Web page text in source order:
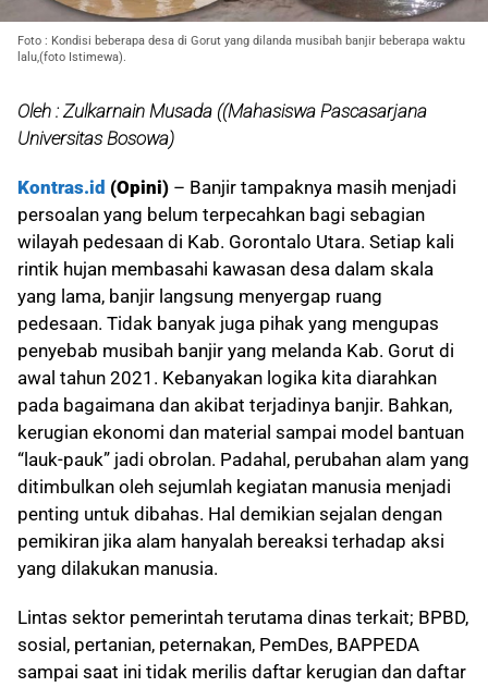
Foto : Kondisi beberapa desa di Gorut yang dilanda musibah banjir beberapa waktu
lalu,(foto Istimewa).
Oleh : Zulkarnain Musada ((Mahasiswa Pascasarjana
Universitas Bosowa)
Kontras.id (Opini) – Banjir tampaknya masih menjadi
persoalan yang belum terpecahkan bagi sebagian
wilayah pedesaan di Kab. Gorontalo Utara. Setiap kali
rintik hujan membasahi kawasan desa dalam skala
yang lama, banjir langsung menyergap ruang
pedesaan. Tidak banyak juga pihak yang mengupas
penyebab musibah banjir yang melanda Kab. Gorut di
awal tahun 2021. Kebanyakan logika kita diarahkan
pada bagaimana dan akibat terjadinya banjir. Bahkan,
kerugian ekonomi dan material sampai model bantuan
“lauk-pauk” jadi obrolan. Padahal, perubahan alam yang
ditimbulkan oleh sejumlah kegiatan manusia menjadi
penting untuk dibahas. Hal demikian sejalan dengan
pemikiran jika alam hanyalah bereaksi terhadap aksi
yang dilakukan manusia.
Lintas sektor pemerintah terutama dinas terkait; BPBD,
sosial, pertanian, peternakan, PemDes, BAPPEDA
sampai saat ini tidak merilis daftar kerugian dan daftar